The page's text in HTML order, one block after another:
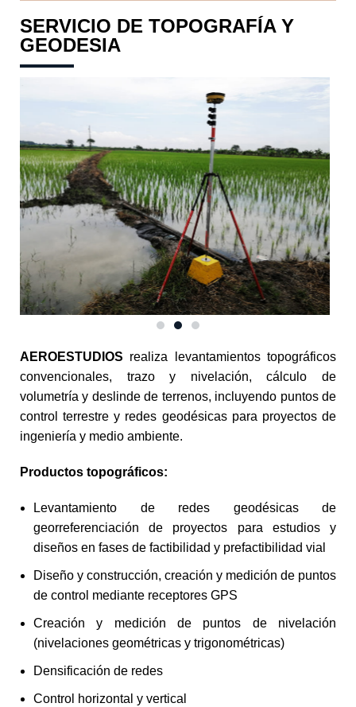
SERVICIO DE TOPOGRAFÍA Y
GEODESIA
AEROESTUDIOS realiza levantamientos topográficos
convencionales, trazo y nivelación, cálculo de
volumetría y deslinde de terrenos, incluyendo puntos de
control terrestre y redes geodésicas para proyectos de
ingeniería y medio ambiente.
Productos topográficos:
Levantamiento de redes geodésicas de
georreferenciación de proyectos para estudios y
diseños en fases de factibilidad y prefactibilidad vial
Diseño y construcción, creación y medición de puntos
de control mediante receptores GPS
Creación y medición de puntos de nivelación
(nivelaciones geométricas y trigonométricas)
Densificación de redes
Control horizontal y vertical